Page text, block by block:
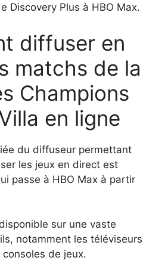
Discovery Plus à HBO Max.
diffuser en
matchs de la
Champions
en ligne
du diffuseur permettant
les jeux en direct est
passe à HBO Max à partir
sur une vaste
notamment les téléviseurs
de jeux.